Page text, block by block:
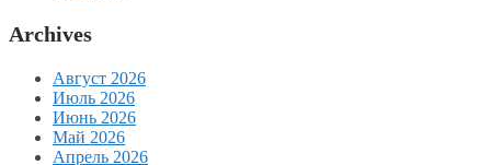
Archives
Август 2026
Июль 2026
Июнь 2026
Май 2026
Апрель 2026